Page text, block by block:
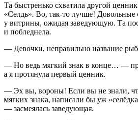
Та быстренько схватила другой
«Селдь». Во, так-то лучше! Довольные
у витрины, ожидая заведующую. Та
и побледнела.
— Девочки, неправильно название
— Но ведь мягкий знак в конце… —
а я протянула первый ценник.
— Эх вы, вороны! Если вы не знали,
мягких знака, написали бы уж
— засмеялась заведующая.